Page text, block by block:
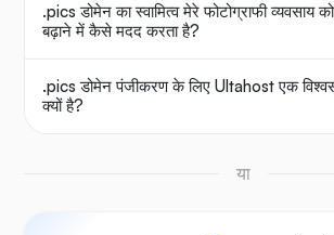
.pics डोमेन का स्वामित्व मेरे फोटोग्राफी व्यवसाय
बढ़ाने में कैसे मदद करता है?
.pics डोमेन पंजीकरण के लिए Ultahost एक
क्यों है?
या